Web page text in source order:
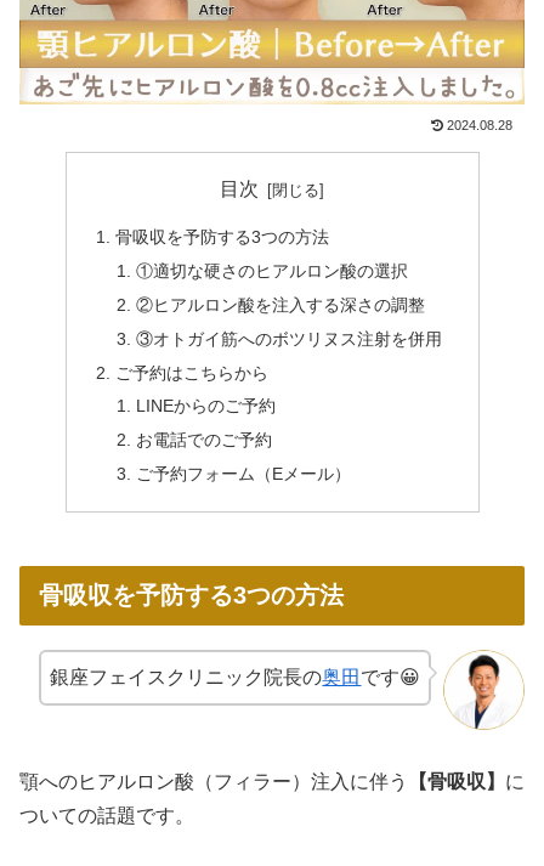
2024.08.28
目次
骨吸収を予防する3つの方法
①適切な硬さのヒアルロン酸の選択
②ヒアルロン酸を注入する深さの調整
③オトガイ筋へのボツリヌス注射を併用
ご予約はこちらから
LINEからのご予約
お電話でのご予約
ご予約フォーム（Eメール）
骨吸収を予防する3つの方法
銀座フェイスクリニック院長の奥田 です😀
顎へのヒアルロン酸（フィラー）注入に伴う 【骨吸収】 に
ついての話題です。